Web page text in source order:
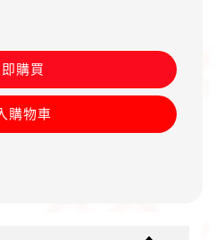
購買
購物車